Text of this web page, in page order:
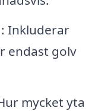
Inkluderar
endast golv
mycket yta